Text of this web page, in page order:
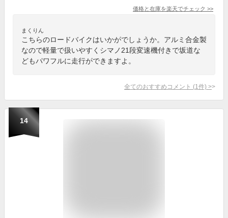
価格と在庫を楽天でチェック >>
まくりん
こちらのロードバイクはいかがでしょうか。アルミ合金製
なので軽量で扱いやすくシマノ21段変速機付きで坂道な
どもパワフルに走行ができますよ。
全てのおすすめコメント (1 件) >
14